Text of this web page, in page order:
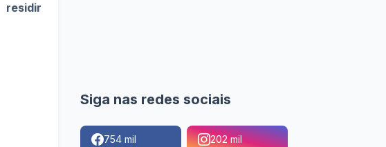
residir
Siga nas redes sociais
754 mil 202 mil